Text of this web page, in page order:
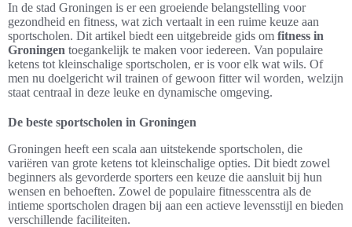
In de stad Groningen is er een groeiende belangstelling voor
gezondheid en fitness, wat zich vertaalt in een ruime keuze aan
sportscholen. Dit artikel biedt een uitgebreide gids om fitness in
Groningen toegankelijk te maken voor iedereen. Van populaire
ketens tot kleinschalige sportscholen, er is voor elk wat wils. Of
men nu doelgericht wil trainen of gewoon fitter wil worden, welzijn
staat centraal in deze leuke en dynamische omgeving.
De beste sportscholen in Groningen
Groningen heeft een scala aan uitstekende sportscholen, die
variëren van grote ketens tot kleinschalige opties. Dit biedt zowel
beginners als gevorderde sporters een keuze die aansluit bij hun
wensen en behoeften. Zowel de populaire fitnesscentra als de
intieme sportscholen dragen bij aan een actieve levensstijl en bieden
verschillende faciliteiten.